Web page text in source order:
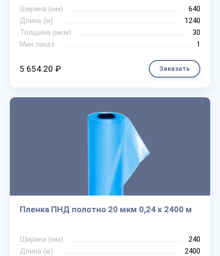
Ширина (мм)
640
Длина (м)
1240
Толщина (мкм)
30
Мин.заказ
1
5 654.20 ₽ Заказать
Пленка ПНД полотно 20 мкм 0,24 х 2400 м
Ширина (мм)
240
Длина (м)
2400